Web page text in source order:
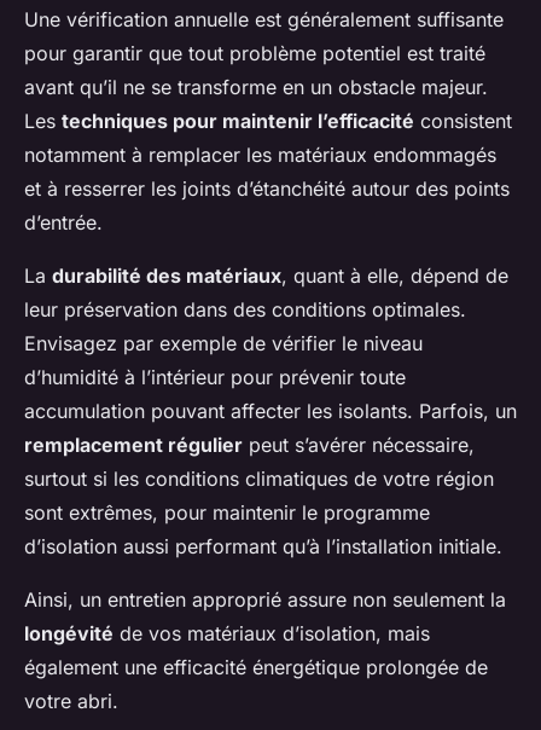
Une vérification annuelle est généralement suffisante
pour garantir que tout problème potentiel est traité
avant qu’il ne se transforme en un obstacle majeur.
Les techniques pour maintenir l’efficacité consistent
notamment à remplacer les matériaux endommagés
et à resserrer les joints d’étanchéité autour des points
d’entrée.
La durabilité des matériaux, quant à elle, dépend de
leur préservation dans des conditions optimales.
Envisagez par exemple de vérifier le niveau
d’humidité à l’intérieur pour prévenir toute
accumulation pouvant affecter les isolants. Parfois, un
remplacement régulier peut s’avérer nécessaire,
surtout si les conditions climatiques de votre région
sont extrêmes, pour maintenir le programme
d’isolation aussi performant qu’à l’installation initiale.
Ainsi, un entretien approprié assure non seulement la
longévité de vos matériaux d’isolation, mais
également une efficacité énergétique prolongée de
votre abri.